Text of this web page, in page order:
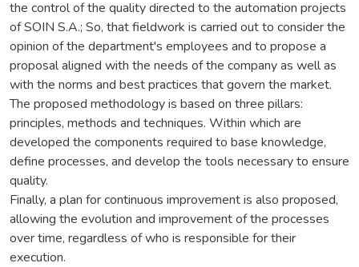
the control of the quality directed to the automation projects
of SOIN S.A.; So, that fieldwork is carried out to consider the
opinion of the department's employees and to propose a
proposal aligned with the needs of the company as well as
with the norms and best practices that govern the market.
The proposed methodology is based on three pillars:
principles, methods and techniques. Within which are
developed the components required to base knowledge,
define processes, and develop the tools necessary to ensure
quality.
Finally, a plan for continuous improvement is also proposed,
allowing the evolution and improvement of the processes
over time, regardless of who is responsible for their
execution.